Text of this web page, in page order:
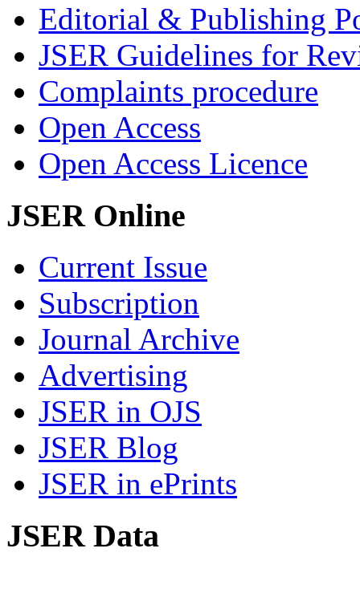
Editorial & Publishing
JSER Guidelines for
Complaints procedure
Open Access
Open Access Licence
JSER Online
Current Issue
Subscription
Journal Archive
Advertising
JSER in OJS
JSER Blog
JSER in ePrints
JSER Data